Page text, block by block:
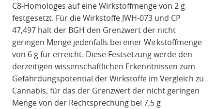
C8-Homologes auf eine Wirkstoffmenge von 2 g
festgesetzt. Für die Wirkstoffe JWH-073 und CP
47,497 hält der BGH den Grenzwert der nicht
geringen Menge jedenfalls bei einer Wirkstoffmenge
von 6 g für erreicht. Diese Festsetzung werde den
derzeitigen wissenschaftlichen Erkenntnissen zum
Gefährdungspotential der Wirkstoffe im Vergleich zu
Cannabis, für das der Grenzwert der nicht geringen
Menge von der Rechtsprechung bei 7,5 g